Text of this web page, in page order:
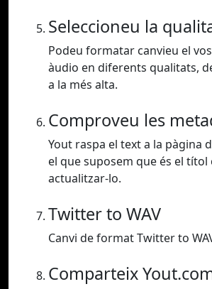
Seleccioneu la
Podeu formatar canvieu el
àudio en diferents qualitats,
a la més alta.
Comproveu les
Yout raspa el text a la pàgina
el que suposem que és el
actualitzar-lo.
Twitter to WAV
Canvi de format Twitter to
Comparteix